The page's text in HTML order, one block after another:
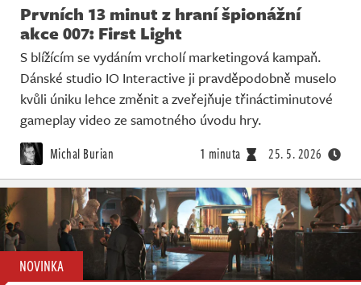
Prvních 13 minut z hraní špionážní
akce 007: First Light
S blížícím se vydáním vrcholí marketingová kampaň.
Dánské studio IO Interactive ji pravděpodobně muselo
kvůli úniku lehce změnit a zveřejňuje třináctiminutové
gameplay video ze samotného úvodu hry.
Michal Burian 1 minuta 25. 5. 2026
NOVINKA